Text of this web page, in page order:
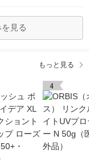
見る
もっと見る
4